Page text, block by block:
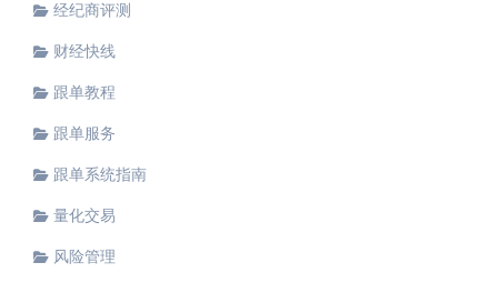
经纪商评测
财经快线
跟单教程
跟单服务
跟单系统指南
量化交易
风险管理